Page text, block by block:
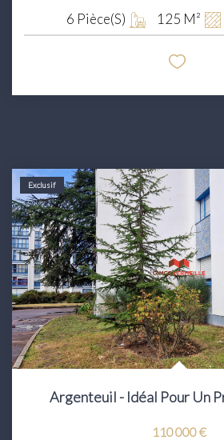
6 Pièce(s) 125 M²
Exclusif
Argenteuil - Idéal Pour Un
110 000 €